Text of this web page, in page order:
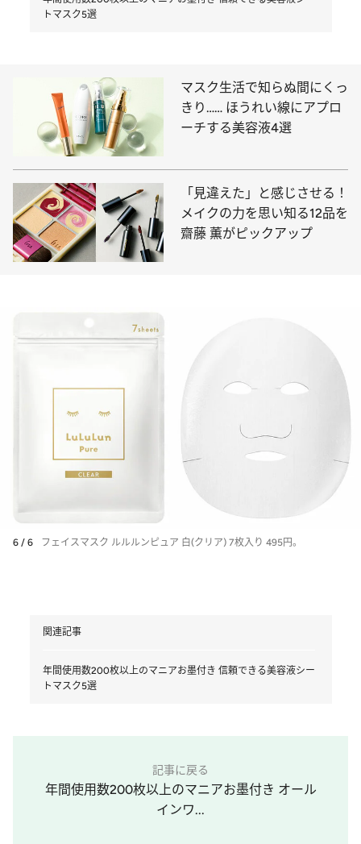
トマスク5選
マスク生活で知らぬ間にくっ
きり…… ほうれい線にアプロ
ーチする美容液4選
「見違えた」と感じさせる！
メイクの力を思い知る12品を
齋藤 薫がピックアップ
6 / 6 フェイスマスク ルルルンピュア 白(クリア) 7枚入り 495円。
関連記事
年間使用数200枚以上のマニアお墨付き 信頼できる美容液シー
トマスク5選
記事に戻る
年間使用数200枚以上のマニアお墨付き オール
インワ...